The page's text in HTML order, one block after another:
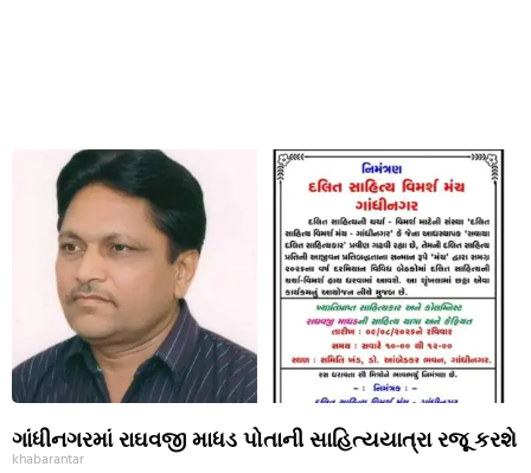
ગાંધીનગરમાં રાઘવજી માધડ પોતાની સાહિત્યયાત્રા રજૂ કરશે
khabarantar